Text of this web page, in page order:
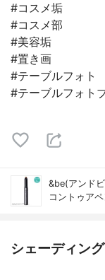
#コスメ垢
#コスメ部
#美容垢
#置き画
#テーブルフォト
#テーブルフォト
&be(アンド
コントゥアペ
シェーディン